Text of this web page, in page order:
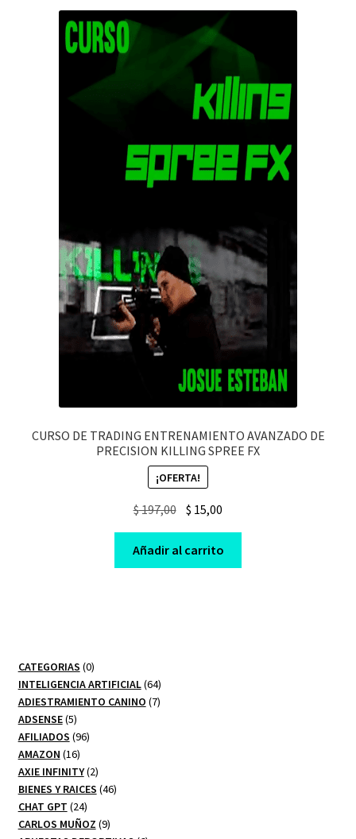
CURSO DE TRADING ENTRENAMIENTO AVANZADO DE
PRECISION KILLING SPREE FX
¡OFERTA!
$197,00 Original
price
was:
$ 197,00.
$ 15,00
price
is:
$ 15,00.
Añadir al carrito
CATEGORIAS 00
productos
INTELIGENCIA ARTIFICIAL 6464
productos
ADIESTRAMIENTO CANINO 77
ADSENSE 55
productos
AFILIADOS 9696
AMAZON 1616
productos
AXIE INFINITY 22
productos
BIENES Y RAICES 4646
CHAT GPT 2424
productos
CARLOS MUÑOZ 99